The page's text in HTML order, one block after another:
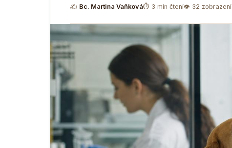
✍ Bc. Martina Vaňková⏱ 3 min čtení👁 32 zobrazení